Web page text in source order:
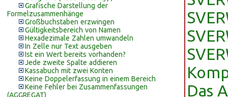
Grafische Darstellung der
Formelzusammenhänge
Großbuchstaben erzwingen
Gültigkeitsbereich von Namen
Hexadezimale Zahlen umwandeln
In Zelle nur Text ausgeben
Ist ein Wert bereits vorhanden?
Jede zweite Spalte addieren
Kassabuch mit zwei Konten
Keine Doppelerfassung in einem Bereich
Keine Fehler bei Zusammenfassungen
(AGGREGAT)
Das